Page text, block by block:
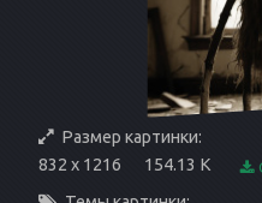
Размер картинки:
832 x 1216
154.13 K